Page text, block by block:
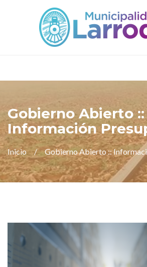
Gobierno Abierto ::
Información
Inicio Gobierno Abierto ::